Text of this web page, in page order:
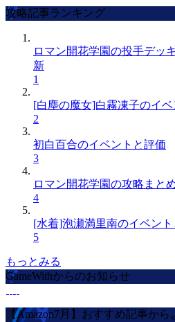
攻略記事ランキング
ロマン開花学園の投手デッ
新
1
[白塵の魔女]白霧凍子のイ
2
初白百合のイベントと評価
3
ロマン開花学園の攻略まと
4
[水着]泡瀬満里南のイベント
5
もっとみる
GameWithからのお知らせ
【Amazon7月】おすすめ記事か